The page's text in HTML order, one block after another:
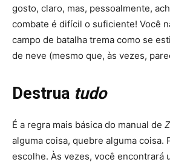
gosto, claro, mas, pessoalmente,
combate é difícil o suficiente! Você
campo de batalha trema como se
de neve (mesmo que, às vezes,
Destrua tudo
É a regra mais básica do manual de
alguma coisa, quebre alguma coisa.
escolhe. Às vezes, você encontrará